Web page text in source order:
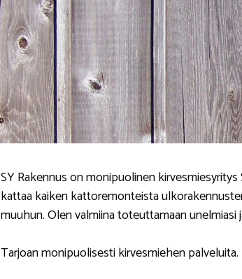
SY Rakennus on monipuolinen
kattaa kaiken kattoremonteista
muuhun. Olen valmiina toteuttamaan
Tarjoan monipuolisesti kirvesmiehen